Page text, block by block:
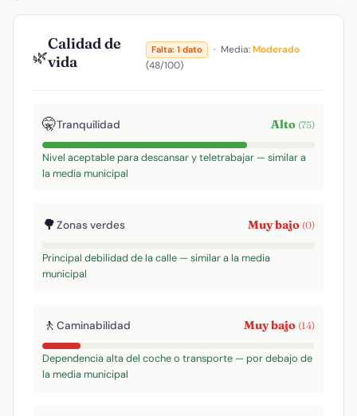
🌿
Calidad de
vida
Falta: 1 dato · Media:Moderado
(48/100)
🤫Tranquilidad Alto (75)
Nivel aceptable para descansar y teletrabajar — similar a
la media municipal
🌳Zonas verdes Muy bajo (0)
Principal debilidad de la calle — similar a la media
municipal
🚶 Caminabilidad Muy bajo (14)
Dependencia alta del coche o transporte — por debajo de
la media municipal